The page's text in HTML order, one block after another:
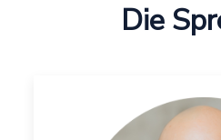
Die